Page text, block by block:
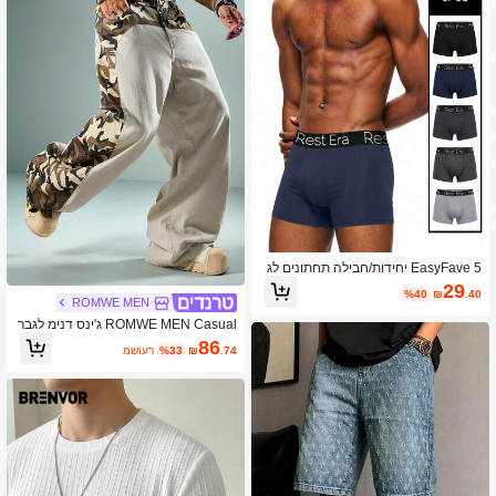
EasyFave 5 יחידות/חבילה תחתונים לג
ברים עם הדפס אותיות - תחתונים יומיומי
ים
₪29.40
%40
ROMWE MEN
ROMWE MEN Casual ג'ינס דנימ לגבר
ים עם טלאי הסוואה, כיסים, סגנון יומיומי
רב-שימושי לנסיעות
₪86.74
%33 משוער